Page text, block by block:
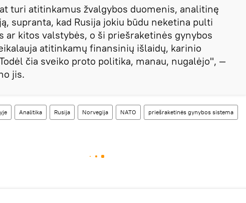
turi atitinkamus žvalgybos duomenis, analitinę
supranta, kad Rusija jokiu būdu neketina pulti
ar kitos valstybės, o ši priešraketinės gynybos
atitinkamų finansinių išlaidų, karinio
čia sveiko proto politika, manau, nugalėjo", —
jis.
Analitika Rusija Norvegija NATO priešraketinės gynybos sistema